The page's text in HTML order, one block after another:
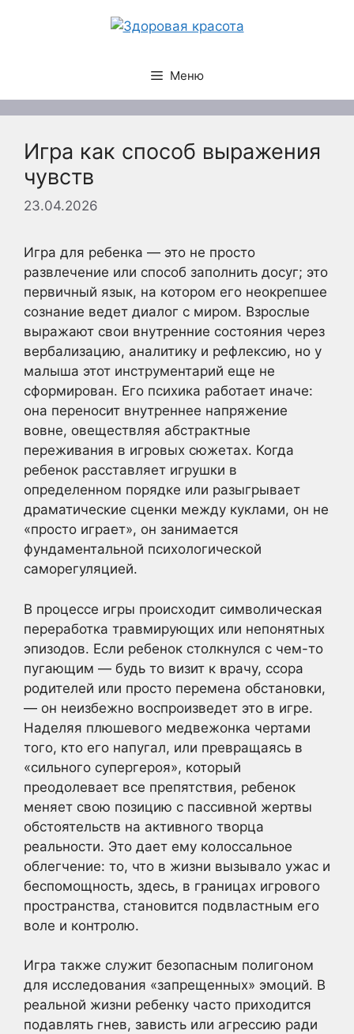
Меню
Игра как способ выражения
чувств
23.04.2026
Игра для ребенка — это не просто
развлечение или способ заполнить досуг; это
первичный язык, на котором его неокрепшее
сознание ведет диалог с миром. Взрослые
выражают свои внутренние состояния через
вербализацию, аналитику и рефлексию, но у
малыша этот инструментарий еще не
сформирован. Его психика работает иначе:
она переносит внутреннее напряжение
вовне, овеществляя абстрактные
переживания в игровых сюжетах. Когда
ребенок расставляет игрушки в
определенном порядке или разыгрывает
драматические сценки между куклами, он не
«просто играет», он занимается
фундаментальной психологической
саморегуляцией.
В процессе игры происходит символическая
переработка травмирующих или непонятных
эпизодов. Если ребенок столкнулся с чем-то
пугающим — будь то визит к врачу, ссора
родителей или просто перемена обстановки,
— он неизбежно воспроизведет это в игре.
Наделяя плюшевого медвежонка чертами
того, кто его напугал, или превращаясь в
«сильного супергероя», который
преодолевает все препятствия, ребенок
меняет свою позицию с пассивной жертвы
обстоятельств на активного творца
реальности. Это дает ему колоссальное
облегчение: то, что в жизни вызывало ужас и
беспомощность, здесь, в границах игрового
пространства, становится подвластным его
воле и контролю.
Игра также служит безопасным полигоном
для исследования «запрещенных» эмоций. В
реальной жизни ребенку часто приходится
подавлять гнев, зависть или агрессию ради